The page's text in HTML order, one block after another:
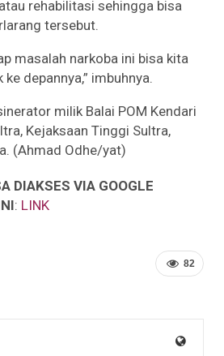
rehabilitasi sehingga bisa
tersebut.
masalah narkoba ini bisa kita
depannya,” imbuhnya.
milik Balai POM Kendari
Kejaksaan Tinggi Sultra,
(Ahmad Odhe/yat)
DIAKSES VIA GOOGLE
: LINK
82